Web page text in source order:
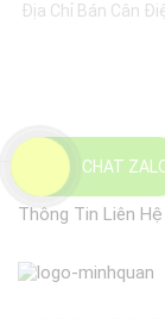
Địa Chỉ Bán Cân
CHAT
Thông Tin Liên Hệ